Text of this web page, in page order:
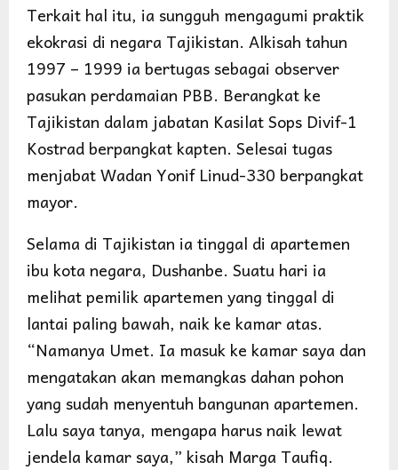
Terkait hal itu, ia sungguh mengagumi praktik
ekokrasi di negara Tajikistan. Alkisah tahun
1997 – 1999 ia bertugas sebagai observer
pasukan perdamaian PBB. Berangkat ke
Tajikistan dalam jabatan Kasilat Sops Divif-1
Kostrad berpangkat kapten. Selesai tugas
menjabat Wadan Yonif Linud-330 berpangkat
mayor.
Selama di Tajikistan ia tinggal di apartemen
ibu kota negara, Dushanbe. Suatu hari ia
melihat pemilik apartemen yang tinggal di
lantai paling bawah, naik ke kamar atas.
“Namanya Umet. Ia masuk ke kamar saya dan
mengatakan akan memangkas dahan pohon
yang sudah menyentuh bangunan apartemen.
Lalu saya tanya, mengapa harus naik lewat
jendela kamar saya,” kisah Marga Taufiq.